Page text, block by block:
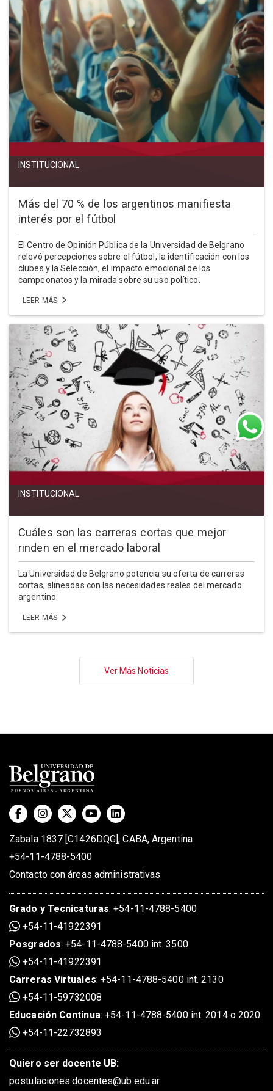
INSTITUCIONAL
Más del 70 % de los argentinos manifiesta
interés por el fútbol
El Centro de Opinión Pública de la Universidad de Belgrano
relevó percepciones sobre el fútbol, la identificación con los
clubes y la Selección, el impacto emocional de los
campeonatos y la mirada sobre su uso político.
LEER MÁS
INSTITUCIONAL
Cuáles son las carreras cortas que mejor
rinden en el mercado laboral
La Universidad de Belgrano potencia su oferta de carreras
cortas, alineadas con las necesidades reales del mercado
argentino.
LEER MÁS
Ver Más Noticias
Zabala 1837 [C1426DQG], CABA, Argentina
+54-11-4788-5400
Contacto con áreas administrativas
Grado y Tecnicaturas:+54-11-4788-5400
+54-11-41922391
Posgrados:+54-11-4788-5400 int. 3500
+54-11-41922391
Carreras Virtuales:+54-11-4788-5400 int. 2130
+54-11-59732008
Educación Continua:+54-11-4788-5400 int. 2014 o 2020
+54-11-22732893
Quiero ser docente UB:
postulaciones.docentes@ub.edu.ar